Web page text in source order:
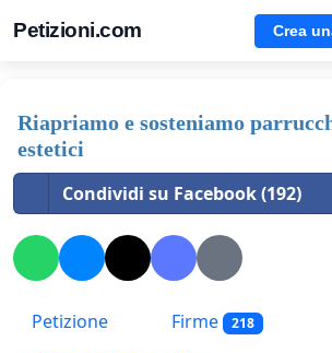
Petizioni.com Crea
Riapriamo e sosteniamo
estetici
Condividi su Facebook (192)
Petizione Firme 218